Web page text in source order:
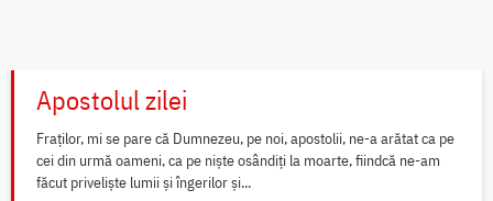
Apostolul zilei
Fraților, mi se pare că Dumnezeu, pe noi, apostolii, ne-a arătat ca pe
cei din urmă oameni, ca pe niște osândiți la moarte, fiindcă ne-am
făcut priveliște lumii și îngerilor și...